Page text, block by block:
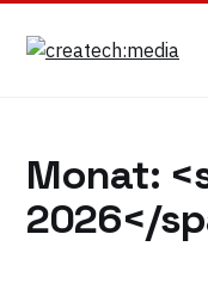
Monat:
2026</